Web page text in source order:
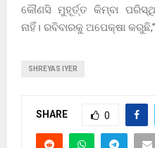
କୌଣସି ମୁହୂର୍ତ୍ତ କିମ୍ବା
ନାହିଁ। ରବିବାରକୁ ଅପେକ୍ଷା
SHREYAS IYER
SHARE 0